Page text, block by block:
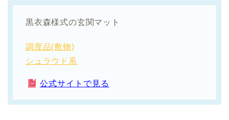
黒衣森様式の玄関マット
調度品(敷物)
シュラウド系
公式サイトで見る